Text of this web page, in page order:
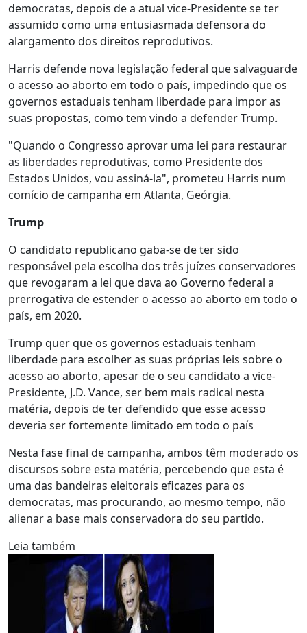
democratas, depois de a atual vice-Presidente se ter
assumido como uma entusiasmada defensora do
alargamento dos direitos reprodutivos.
Harris defende nova legislação federal que salvaguarde
o acesso ao aborto em todo o país, impedindo que os
governos estaduais tenham liberdade para impor as
suas propostas, como tem vindo a defender Trump.
"Quando o Congresso aprovar uma lei para restaurar
as liberdades reprodutivas, como Presidente dos
Estados Unidos, vou assiná-la", prometeu Harris num
comício de campanha em Atlanta, Geórgia.
Trump
O candidato republicano gaba-se de ter sido
responsável pela escolha dos três juízes conservadores
que revogaram a lei que dava ao Governo federal a
prerrogativa de estender o acesso ao aborto em todo o
país, em 2020.
Trump quer que os governos estaduais tenham
liberdade para escolher as suas próprias leis sobre o
acesso ao aborto, apesar de o seu candidato a vice-
Presidente, J.D. Vance, ser bem mais radical nesta
matéria, depois de ter defendido que esse acesso
deveria ser fortemente limitado em todo o país
Nesta fase final de campanha, ambos têm moderado os
discursos sobre esta matéria, percebendo que esta é
uma das bandeiras eleitorais eficazes para os
democratas, mas procurando, ao mesmo tempo, não
alienar a base mais conservadora do seu partido.
Leia também